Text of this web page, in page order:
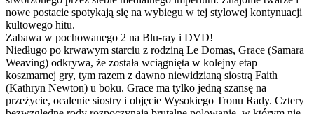
nowe postacie spotykają się na wybiegu w tej stylowej kontynuacji
kultowego hitu.
Zabawa w pochowanego 2 na Blu-ray i DVD!
Niedługo po krwawym starciu z rodziną Le Domas, Grace (Samara
Weaving) odkrywa, że została wciągnięta w kolejny etap
koszmarnej gry, tym razem z dawno niewidzianą siostrą Faith
(Kathryn Newton) u boku. Grace ma tylko jedną szansę na
przeżycie, ocalenie siostry i objęcie Wysokiego Tronu Rady. Cztery